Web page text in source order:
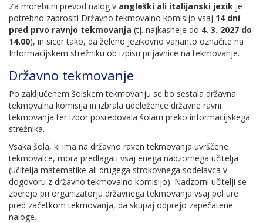
Za morebitni prevod nalog v angleški ali italijanski jezik je
potrebno zaprositi Državno tekmovalno komisijo vsaj 14 dni
pred prvo ravnjo tekmovanja (tj. najkasneje do 4. 3. 2027 do
14.00), in sicer tako, da želeno jezikovno varianto označite na
Informacijskem strežniku ob izpisu prijavnice na tekmovanje.
Državno tekmovanje
Po zaključenem šolskem tekmovanju se bo sestala državna
tekmovalna komisija in izbrala udeležence državne ravni
tekmovanja ter izbor posredovala šolam preko informacijskega
strežnika.
Vsaka šola, ki ima na državno raven tekmovanja uvrščene
tekmovalce, mora predlagati vsaj enega nadzornega učitelja
(učitelja matematike ali drugega strokovnega sodelavca v
dogovoru z državno tekmovalno komisijo). Nadzorni učitelji se
zberejo pri organizatorju državnega tekmovanja vsaj pol ure
pred začetkom tekmovanja, da skupaj odprejo zapečatene
naloge.